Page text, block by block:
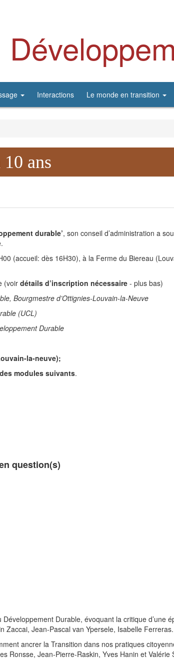
Interactions Le monde en transition
ans
durable’, son conseil d’administration a
(accueil: dès 16H30), à la Ferme du Biereau
(voir détails d’inscription nécessaire - plus bas)
Bourgmestre d’Ottignies-Louvain-la-Neuve
(UCL)
Durable
la-neuve);
modules suivants.
question(s)
Durable, évoquant la critique d’une
Zaccai, Jean-Pascal van Ypersele, Isabelle Ferreras.
ancrer la Transition dans nos pratiques
Ronsse, Jean-Pierre-Raskin, Yves Hanin et Valérie